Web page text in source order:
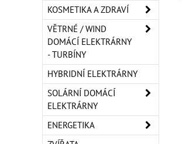
KOSMETIKA A ZDRAVÍ
VĚTRNÉ / WIND
DOMÁCÍ ELEKTRÁRNY
- TURBÍNY
HYBRIDNÍ ELEKTRÁRNY
SOLÁRNÍ DOMÁCÍ
ELEKTRÁRNY
ENERGETIKA